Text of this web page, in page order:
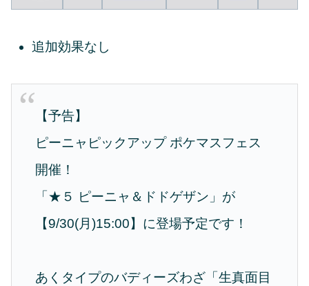
追加効果なし
【予告】
ピーニャピックアップ ポケマスフェス
開催！
「★５ ピーニャ＆ドドゲザン」が
【9/30(月)15:00】に登場予定です！
あくタイプのバディーズわざ「生真面目